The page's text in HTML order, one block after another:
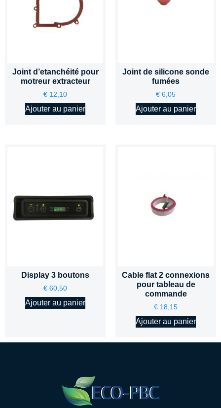
Joint d’etanchéité pour
motreur extracteur
€ 12,10
Ajouter au panier
Joint de silicone sonde
fumées
€ 6,05
Ajouter au panier
Display 3 boutons
€ 60,50
Ajouter au panier
Cable flat 2 connexions
pour tableau de
commande
€ 18,15
Ajouter au panier